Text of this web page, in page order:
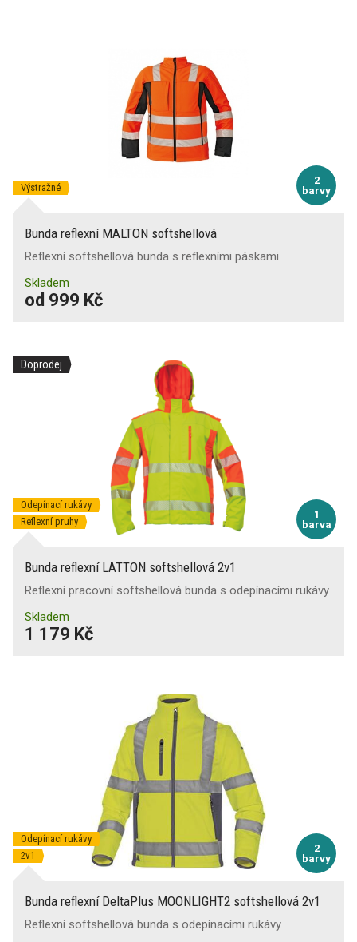
2
barvy
Výstražné
Bunda reflexní MALTON softshellová
Reflexní softshellová bunda s reflexními páskami
Skladem
od 999 Kč
Doprodej
1
barva
Odepínací rukávy
Reflexní pruhy
Bunda reflexní LATTON softshellová 2v1
Reflexní pracovní softshellová bunda s odepínacími rukávy
Skladem
1 179 Kč
2
barvy
Odepínací rukávy
2v1
Bunda reflexní DeltaPlus MOONLIGHT2 softshellová 2v1
Reflexní softshellová bunda s odepínacími rukávy